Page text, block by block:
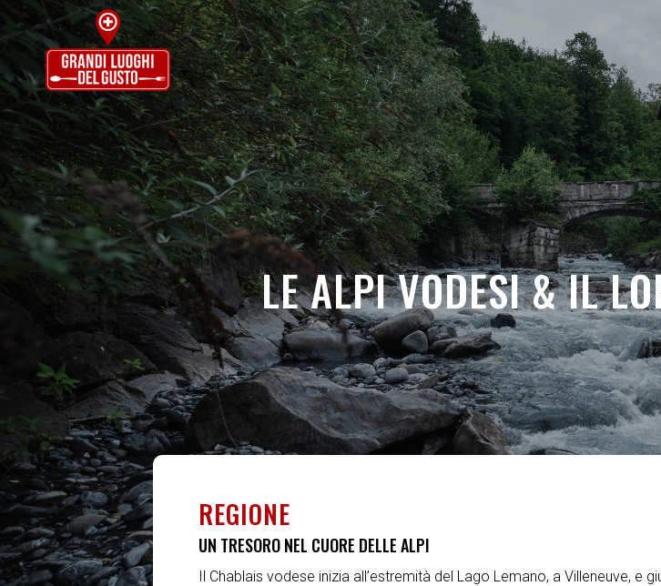
LE ALPI VODESI & IL
REGIONE
UN TRESORO NEL CUORE DELLE ALPI
Il Chablais vodese inizia all’estremità del Lago Lemano, a Villeneuve, e